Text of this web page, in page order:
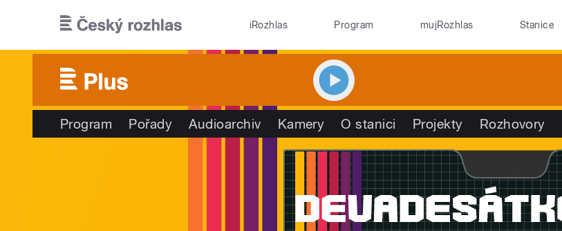
iRozhlas Program mujRozhlas Stanice
Program Pořady Audioarchiv Kamery O stanici Projekty Rozhovory